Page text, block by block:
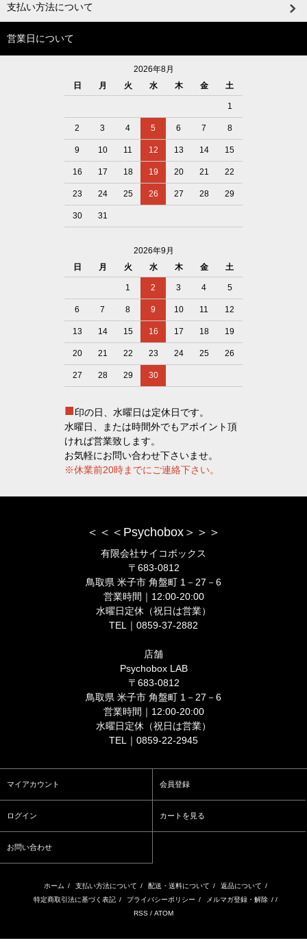
支払い方法について
営業日について
2026年8月
日
月 火 水 木 金 土
1
2 3 4 5 6 7 8
9 10 11 12 13 14 15
16 17 18 19 20 21 22
23 24 25 26 27 28 29
30 31
2026年9月
日
月 火 水 木 金 土
1 2 3 4 5
6 7 8 9 10 11 12
13 14 15 16 17 18 19
20 21 22 23 24 25 26
27 28 29 30
■印の日、水曜日は定休日です。
水曜日、または時間外でもアポイント頂
ければ営業致します。
お気軽にお問い合わせ下さいませ。
※休業前20時までにご連絡下さい。
＜＜＜Psychobox＞＞＞
有限会社サイコボックス
〒683-0812
鳥取県 米子市 角盤町 1－27－6
営業時間｜12:00-20:00
水曜日定休（祝日は営業）
TEL｜0859-37-2882
店舗
Psychobox LAB
〒683-0812
鳥取県 米子市 角盤町 1－27－6
営業時間｜12:00-20:00
水曜日定休（祝日は営業）
TEL｜0859-22-2945
マイアカウント 会員登録
ログイン カートを見る
お問い合わせ
ホーム / 支払い方法について / 配送・送料について / 返品について /
特定商取引法に基づく表記 / プライバシーポリシー / メルマガ登録・解除 / /
RSS / ATOM